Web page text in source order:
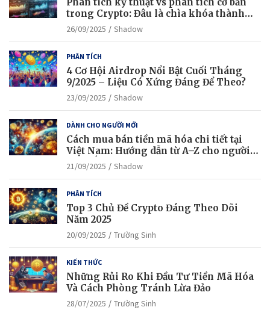
trong Crypto: Đâu là chìa khóa thành
công?
26/09/2025 Shadow
PHÂN TÍCH
4 Cơ Hội Airdrop Nổi Bật Cuối Tháng
9/2025 – Liệu Có Xứng Đáng Để Theo?
23/09/2025 Shadow
DÀNH CHO NGƯỜI MỚI
Cách mua bán tiền mã hóa chi tiết tại
Việt Nam: Hướng dẫn từ A–Z cho người
mới bắt đầu
21/09/2025 Shadow
PHÂN TÍCH
Top 3 Chủ Đề Crypto Đáng Theo Dõi
Năm 2025
20/09/2025 Trường Sinh
KIẾN THỨC
Những Rủi Ro Khi Đầu Tư Tiền Mã Hóa
Và Cách Phòng Tránh Lừa Đảo
28/07/2025 Trường Sinh